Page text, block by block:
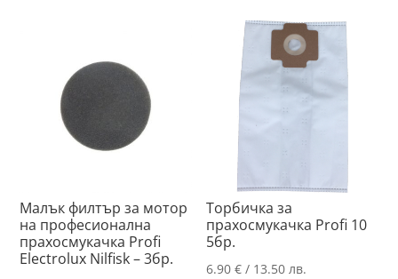
Малък филтър за мотор
на професионална
прахосмукачка Profi
Electrolux Nilfisk – 3бр.
Торбичка за
прахосмукачка Profi 10
5бр.
6.90€ / 13.50 лв.